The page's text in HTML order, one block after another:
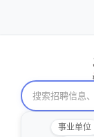
事业单位